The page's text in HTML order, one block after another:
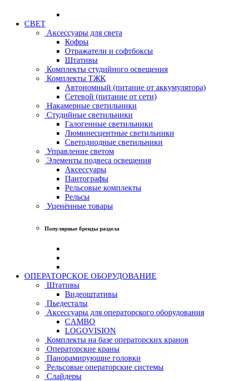
СВЕТ
Аксессуары для света
Кофры
Отражатели и софтбоксы
Штативы
Комплекты студийного освещения
Комплекты ТЖК
Автономный (питание от аккумулятора)
Сетевой (питание от сети)
Накамерные светильники
Студийные светильники
Галогенные светильники
Люминесцентные светильники
Светодиодные светильники
Управление светом
Элементы подвеса освещения
Аксессуары
Пантографы
Рельсовые комплекты
Рельсы
Уценённые товары
Популярные бренды раздела
ОПЕРАТОРСКОЕ ОБОРУДОВАНИЕ
Штативы
Видеоштативы
Пьедесталы
Аксессуары для операторского оборудования
CAMBO
LOGOVISION
Комплекты на базе операторских кранов
Операторские краны
Панорамирующие головки
Рельсовые операторские системы
Слайдеры